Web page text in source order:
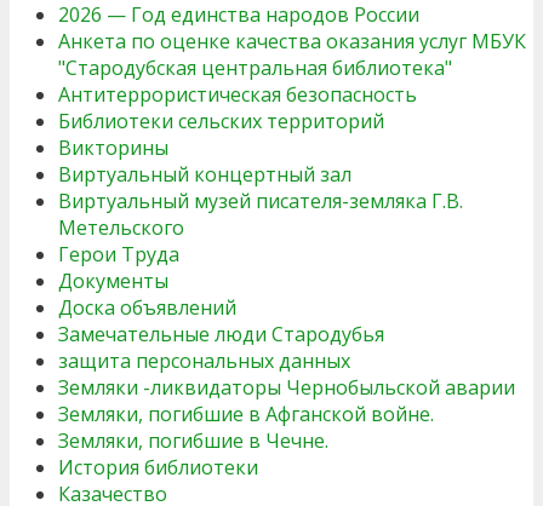
2026 — Год единства народов России
Анкета по оценке качества оказания услуг МБУК
"Стародубская центральная библиотека"
Антитеррористическая безопасность
Библиотеки сельских территорий
Викторины
Виртуальный концертный зал
Виртуальный музей писателя-земляка Г.В.
Метельского
Герои Труда
Документы
Доска объявлений
Замечательные люди Стародубья
защита персональных данных
Земляки -ликвидаторы Чернобыльской аварии
Земляки, погибшие в Афганской войне.
Земляки, погибшие в Чечне.
История библиотеки
Казачество